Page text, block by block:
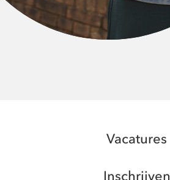
Vacatures
Inschrijven